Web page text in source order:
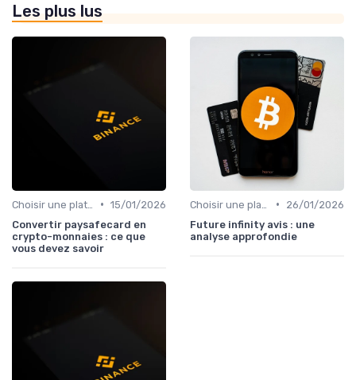
Les plus lus
• 15/01/2026
Convertir paysafecard en
crypto-monnaies : ce que
vous devez savoir
•
26/01/2026
Future infinity avis : une
analyse approfondie